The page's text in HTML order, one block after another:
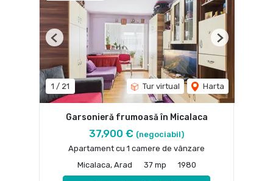
1 / 21 Tur virtual Harta
Previous Next
Garsonieră frumoasă în Micalaca
37,900 € (negociabil)
Apartament cu 1 camere de vânzare
Micalaca, Arad
37 mp 1980